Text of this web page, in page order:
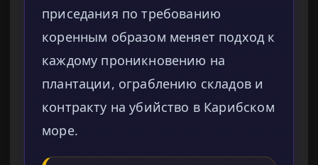
приседания по требованию
коренным образом меняет подход к
каждому проникновению на
плантации, ограблению складов и
контракту на убийство в Карибском
море.